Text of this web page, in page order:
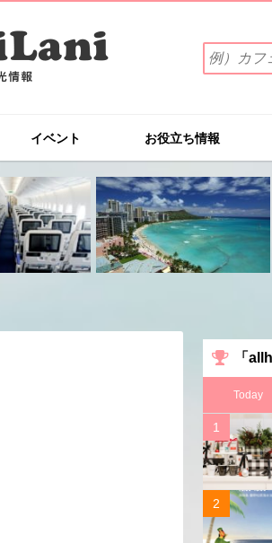
索
ワ
を
入
力
(例）
カ
フ
ェ
イ
ー
イベント お役立ち情報
「
Today